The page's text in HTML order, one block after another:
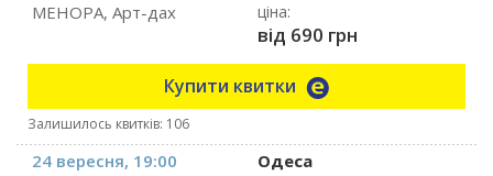
МЕНОРА, Арт-дах
ціна:
від 690 грн
Купити квитки
Залишилось квитків: 106
24 вересня, 19:00
Одеса